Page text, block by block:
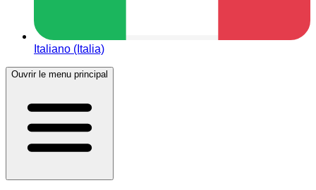
Italiano (Italia)
Ouvrir le menu principal